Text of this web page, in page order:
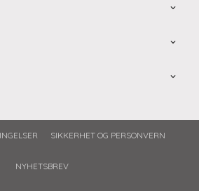
SIKKERHET OG PERSONVERN
NYHETSBREV